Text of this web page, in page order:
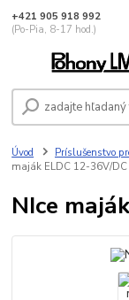
+421 905 918 992
(Po-Pia, 8-17 hod.)
Úvod Príslušenstvo
maják ELDC 12-36V/DC
NIce